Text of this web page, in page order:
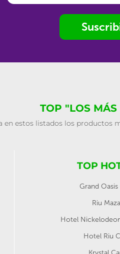
TOP "LOS
en estos listados los productos
TOP
Grand
Riu
Hotel
Hotel Riu